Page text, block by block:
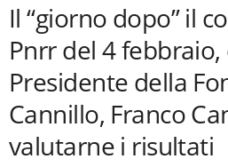
Il “giorno dopo” il
Pnrr del 4
Presidente della
Cannillo, Franco
valutarne i risultati